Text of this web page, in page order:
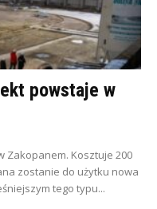
powstaje w
Zakopanem. Kosztuje 200
zostanie do użytku nowa
tego typu...